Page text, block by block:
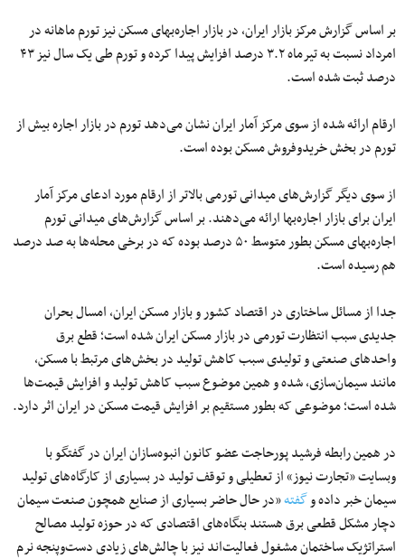
بر اساس گزارش مرکز بازار ایران، در بازار اجاره‌بهای مسکن نیز تورم ماهانه در
امرداد نسبت به تیرماه ۳.۲ درصد افزایش پیدا کرده و تورم طی یک سال نیز ۴۳
درصد ثبت شده است.
ارقام ارائه شده از سوی مرکز آمار ایران نشان می‌دهد تورم در بازار اجاره بیش از
تورم در بخش خریدوفروش مسکن بوده است.
از سوی دیگر گزارش‌های میدانی تورمی بالاتر از ارقام مورد ادعای مرکز آمار
ایران برای بازار اجاره‌بها ارائه می‌دهند. بر اساس گزارش‌های میدانی تورم
اجاره‌بهای مسکن بطور متوسط ۵۰ درصد بوده که در برخی محله‌ها به صد درصد
هم رسیده است.
جدا از مسائل ساختاری در اقتصاد کشور و بازار مسکن ایران، امسال بحران
جدیدی سبب انتظارت تورمی در بازار مسکن ایران شده است؛ قطع برق
واحدهای صنعتی و تولیدی سبب کاهش تولید در بخش‌های مرتبط با مسکن،
مانند سیمان‌سازی، شده و همین موضوع سبب کاهش تولید و افزایش قیمت‌ها
شده است؛ موضوعی که بطور مستقیم بر افزایش قیمت مسکن در ایران اثر دارد.
در همین رابطه فرشید پورحاجت عضو کانون انبوه‌سازان ایران در گفتگو با
وبسایت «تجارت نیوز» از تعطیلی و توقف تولید در بسیاری از کارگاه‌های تولید
سیمان خبر داده وگفته«در حال حاضر بسیاری از صنایع همچون صنعت سیمان
دچار مشکل قطعی برق هستند بنگاه‌های اقتصادی که در حوزه تولید مصالح
استراتژیک ساختمان مشغول فعالیت‌اند نیز با چالش‌های زیادی دست‌وپنجه نرم